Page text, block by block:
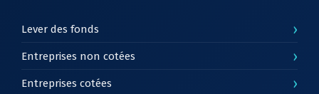
Lever des fonds ›
Entreprises non cotées ›
Entreprises cotées ›